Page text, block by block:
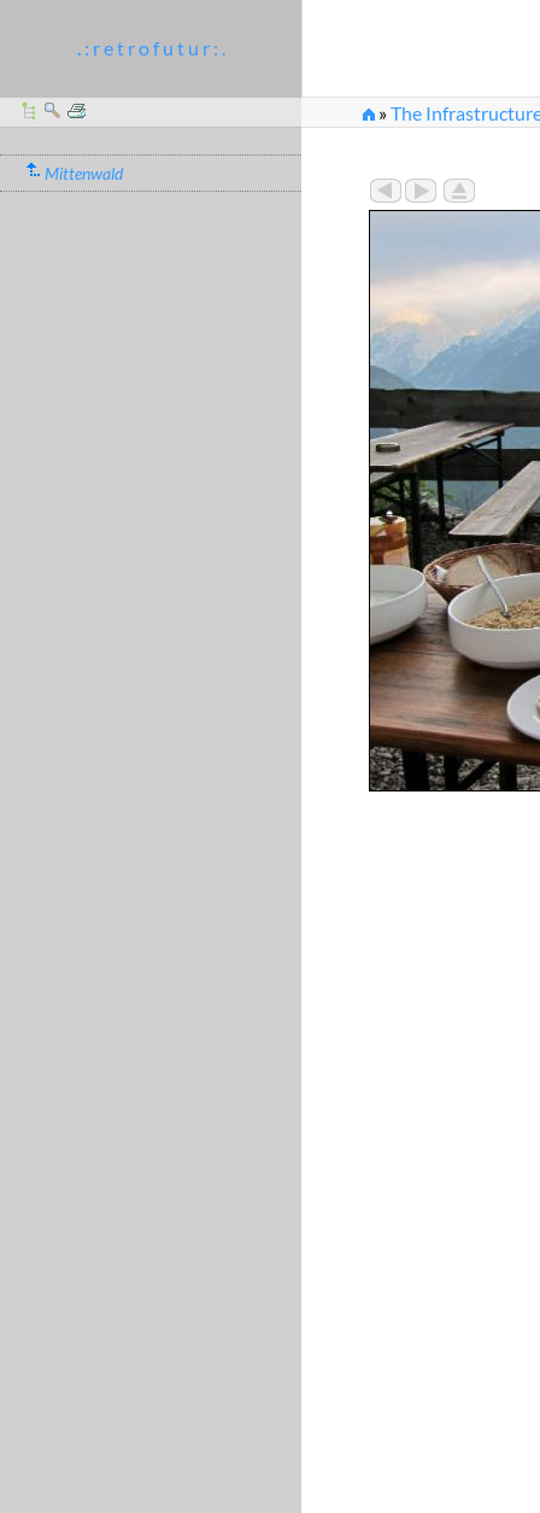
. : r e t r o f u t u r : .
»The
Mittenwald